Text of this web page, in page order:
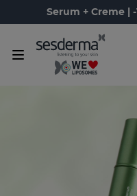
Serum + Creme |